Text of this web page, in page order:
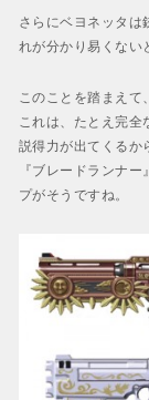
さらにベヨネッタは
れが分かり易くない
このことを踏まえて
これは、たとえ完全
説得力が出てくるか
『ブレードランナ
プがそうですね。